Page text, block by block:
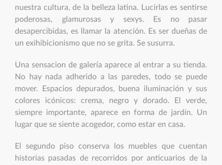
nuestra cultura, de la belleza latina. Lucirlas es sentirse
poderosas, glamurosas y sexys. Es no pasar
desapercibidas, es llamar la atención. Es ser dueñas de
un exihibicionismo que no se grita. Se susurra.
Una sensacion de galería aparece al entrar a su tienda.
No hay nada adherido a las paredes, todo se puede
mover. Espacios depurados, buena iluminación y sus
colores icónicos: crema, negro y dorado. El verde,
siempre importante, aparece en forma de jardín. Un
lugar que se siente acogedor, como estar en casa.
El segundo piso conserva los muebles que cuentan
historias pasadas de recorridos por anticuarios de la